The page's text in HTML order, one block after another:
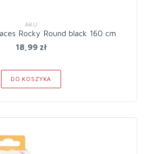
AKU
Rocky Round black 160 cm
18,99 zł
DO KOSZYKA